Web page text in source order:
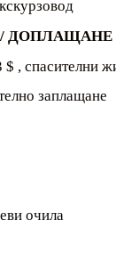
ДОПЛАЩАНЕ
, спасителни
заплащане
очила